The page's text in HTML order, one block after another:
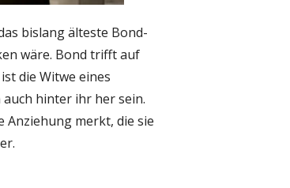
bislang älteste Bond-
wäre. Bond trifft auf
die Witwe eines
hinter ihr her sein.
Anziehung merkt, die sie